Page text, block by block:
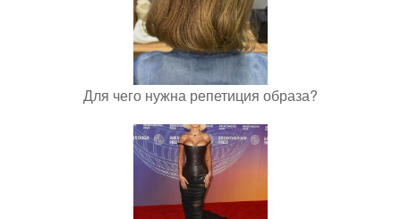
Для чего нужна репетиция образа?